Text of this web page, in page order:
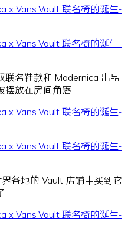
联名鞋款和 Modernica 出品
摆放在房间角落
各地的 Vault 店铺中买到它